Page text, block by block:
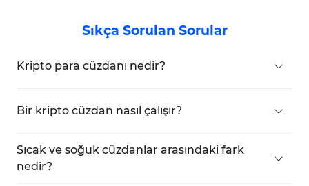
Sıkça Sorulan Sorular
Kripto para cüzdanı nedir?
blok zinciri aracılığıyla saklamalarına ve transfer
etmelerine olanak tanıyan bir yazılım veya
Bir kripto cüzdan nasıl çalışır?
dijital varlıklara erişim sağlamak için bir açık ve
özel anahtar çifti oluşturan kriptografik süreçleri
Sıcak ve soğuk cüzdanlar arasındaki fark
nedir?